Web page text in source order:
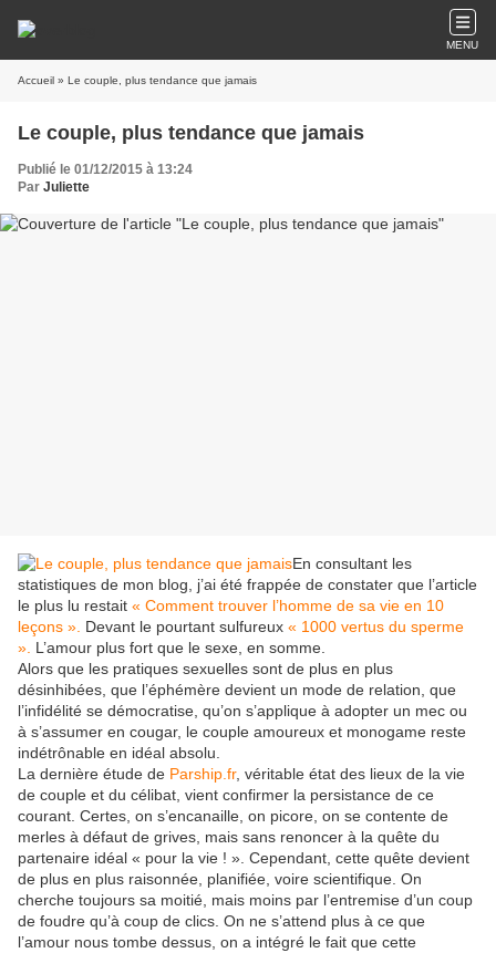
MENU
Accueil » Le couple, plus tendance que jamais
Le couple, plus tendance que jamais
Publié le 01/12/2015 à 13:24
Par Juliette
En consultant les
statistiques de mon blog, j’ai été frappée de constater que l’article
le plus lu restait « Comment trouver l’homme de sa vie en 10
leçons ». Devant le pourtant sulfureux « 1000 vertus du sperme
». L’amour plus fort que le sexe, en somme.
Alors que les pratiques sexuelles sont de plus en plus
désinhibées, que l’éphémère devient un mode de relation, que
l’infidélité se démocratise, qu’on s’applique à adopter un mec ou
à s’assumer en cougar, le couple amoureux et monogame reste
indétrônable en idéal absolu.
La dernière étude de Parship.fr, véritable état des lieux de la vie
de couple et du célibat, vient confirmer la persistance de ce
courant. Certes, on s’encanaille, on picore, on se contente de
merles à défaut de grives, mais sans renoncer à la quête du
partenaire idéal « pour la vie ! ». Cependant, cette quête devient
de plus en plus raisonnée, planifiée, voire scientifique. On
cherche toujours sa moitié, mais moins par l’entremise d’un coup
de foudre qu’à coup de clics. On ne s’attend plus à ce que
l’amour nous tombe dessus, on a intégré le fait que cette